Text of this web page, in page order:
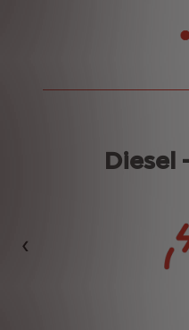
Diesel
Předchozí